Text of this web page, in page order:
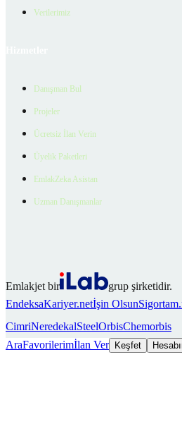
Verilerimiz
Danışman Bul
Projeler
Ücretsiz İlan Verin
Üyelik Paketleri
EmlakZeka Asistan
Uzman Danışmanlar
Emlakjet bir
grup şirketidir.
EndeksaKariyer.netİşin Olsun
CimriNeredekalSteelOrbisChemorbis
AraFavorilerimİlan Ver Keşfet